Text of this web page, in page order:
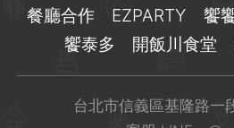
餐廳合作
EZPARTY 饗
饗泰多
開飯川食堂
台北市信義區基隆路一